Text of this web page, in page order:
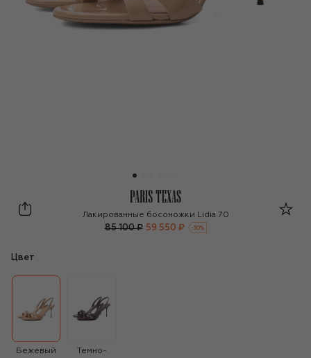
Paris Texas
Лакированные босоножки Lidia 70
85 100 ₽ 59 550 ₽ -30%
Цвет
Бежевый
Темно-